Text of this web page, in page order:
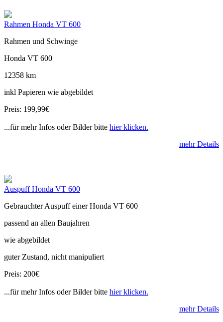
Rahmen Honda VT 600
Rahmen und Schwinge
Honda VT 600
12358 km
inkl Papieren wie abgebildet
Preis: 199,99€
...für mehr Infos oder Bilder bitte hier klicken.
mehr Details
Auspuff Honda VT 600
Gebrauchter Auspuff einer Honda VT 600
passend an allen Baujahren
wie abgebildet
guter Zustand, nicht manipuliert
Preis: 200€
...für mehr Infos oder Bilder bitte hier klicken.
mehr Details